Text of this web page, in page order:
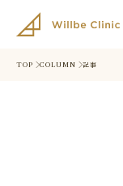
TOP COLUMN 記事